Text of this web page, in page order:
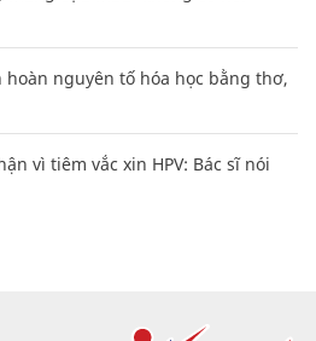
hoàn nguyên tố hóa học bằng thơ,
vì tiêm vắc xin HPV: Bác sĩ nói